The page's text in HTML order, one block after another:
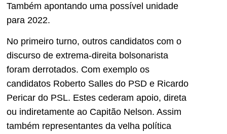
Também apontando uma possível unidade
para 2022.
No primeiro turno, outros candidatos com o
discurso de extrema-direita bolsonarista
foram derrotados. Com exemplo os
candidatos Roberto Salles do PSD e Ricardo
Pericar do PSL. Estes cederam apoio, direta
ou indiretamente ao Capitão Nelson. Assim
também representantes da velha política